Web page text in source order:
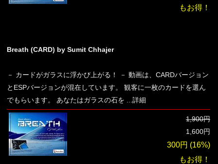
もお得！
Breath (CARD) by Sumit Chhajer
－ カードがガラスに浮かび上がる！ － 動画は、CARDバージョン
とESPバージョンが混在しています。 観客に一枚のカードを選ん
でもらいます。 あなたはガラスの石を ...詳細
1,900円
1,600円
300円 (16%)
もお得！